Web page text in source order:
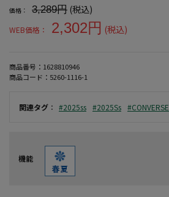
価格： 3,289円 (税込)
WEB価格： 2,302円 (税込)
商品番号： 1628810946
商品コード： 5260-1116-1
関連タグ ： #2025ss #2025Ss #CONVERSE
機能